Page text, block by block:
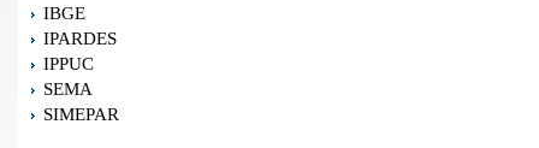
IBGE
IPARDES
IPPUC
SEMA
SIMEPAR